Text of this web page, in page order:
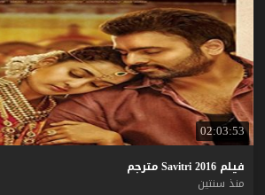
02:03:53
فيلم Savitri 2016
مترجم
منذ سنتين